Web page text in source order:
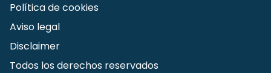
Política de cookies
Aviso legal
Disclaimer
Todos los derechos reservados